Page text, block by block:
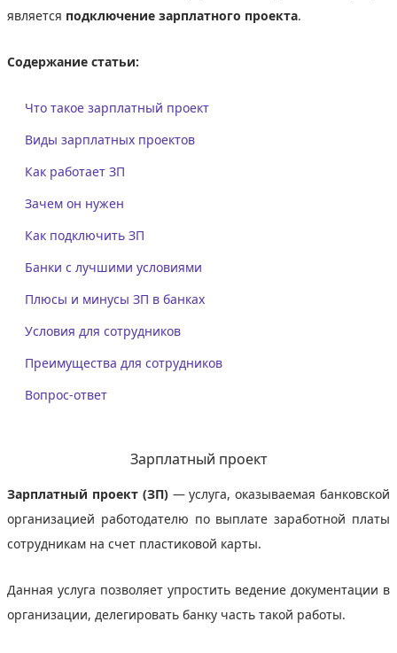
является подключение зарплатного проекта.
Содержание статьи:
Что такое зарплатный проект
Виды зарплатных проектов
Как работает ЗП
Зачем он нужен
Как подключить ЗП
Банки с лучшими условиями
Плюсы и минусы ЗП в банках
Условия для сотрудников
Преимущества для сотрудников
Вопрос-ответ
Зарплатный проект
Зарплатный проект (ЗП)— услуга, оказываемая банковской
организацией работодателю по выплате заработной платы
сотрудникам на счет пластиковой карты.
Данная услуга позволяет упростить ведение документации в
организации, делегировать банку часть такой работы.